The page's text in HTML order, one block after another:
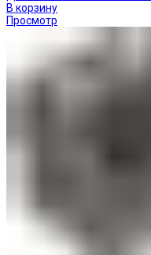
Световые
В корзину
Просмотр